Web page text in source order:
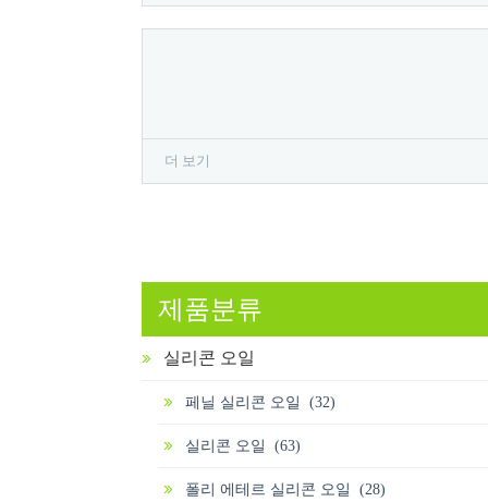
더 보기
제품분류
실리콘 오일
페닐 실리콘 오일 (32)
실리콘 오일 (63)
폴리 에테르 실리콘 오일 (28)